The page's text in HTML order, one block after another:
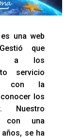
una web
que
a los
servicio
con la
los
Nuestro
con una
se ha